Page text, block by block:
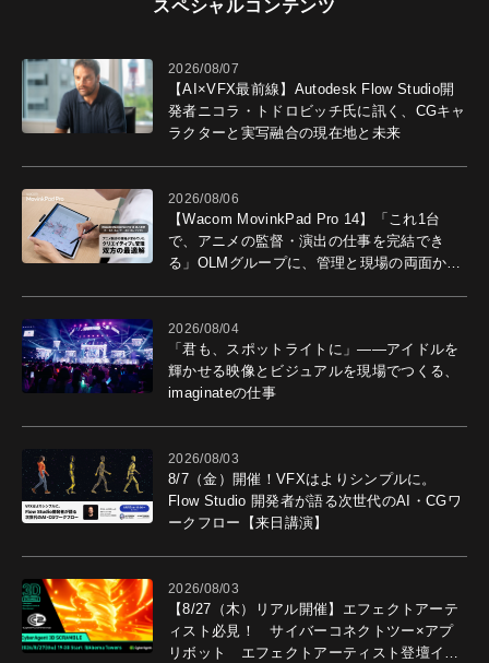
スペシャルコンテンツ
2026/08/07
【AI×VFX最前線】Autodesk Flow Studio開
発者ニコラ・トドロビッチ氏に訊く、CGキャ
ラクターと実写融合の現在地と未来
2026/08/06
【Wacom MovinkPad Pro 14】「これ1台
で、アニメの監督・演出の仕事を完結でき
る」OLMグループに、管理と現場の両面から
2026/08/04
「君も、スポットライトに」――アイドルを
輝かせる映像とビジュアルを現場でつくる、
imaginateの仕事
2026/08/03
8/7（金）開催！VFXはよりシンプルに。
Flow Studio 開発者が語る次世代のAI・CGワ
ークフロー【来日講演】
2026/08/03
【8/27（木）リアル開催】エフェクトアーテ
ィスト必見！ サイバーコネクトツー×アプ
リボット エフェクトアーティスト登壇イベ